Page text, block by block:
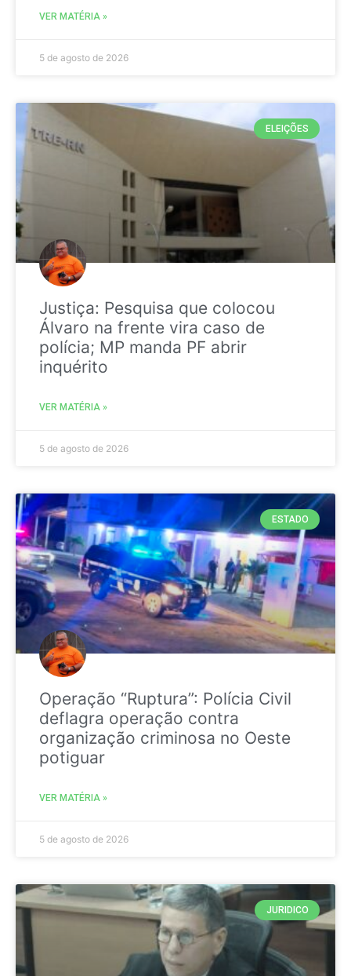
VER MATÉRIA »
5 de agosto de 2026
ELEIÇÕES
Justiça: Pesquisa que colocou
Álvaro na frente vira caso de
polícia; MP manda PF abrir
inquérito
VER MATÉRIA »
5 de agosto de 2026
ESTADO
Operação “Ruptura”: Polícia Civil
deflagra operação contra
organização criminosa no Oeste
potiguar
VER MATÉRIA »
5 de agosto de 2026
JURIDICO